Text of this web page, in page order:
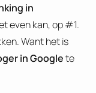
in
even kan, op #1.
Want het is
in Googlete